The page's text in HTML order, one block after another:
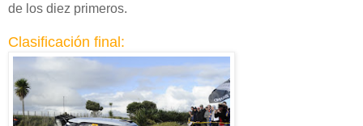
de los diez primeros.
Clasificación final: